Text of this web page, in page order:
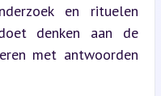
en rituelen
denken aan de
met antwoorden